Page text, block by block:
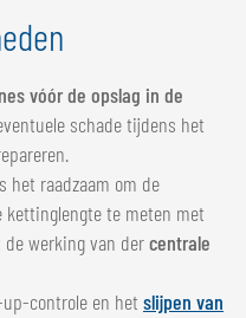
vóór de opslag in de
schade tijdens het
het raadzaam om de
te meten met
werking van dercentrale
controle en het slijpen van